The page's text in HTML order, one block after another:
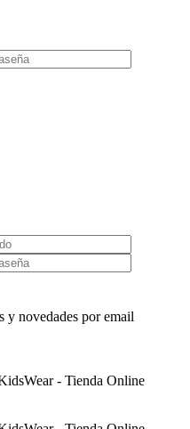
y novedades por email